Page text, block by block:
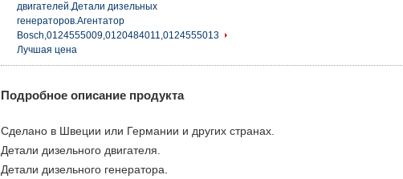
двигателей.Детали дизельных
генераторов.Агентатор
Bosch,0124555009,0120484011,0124555013
Лучшая цена
Подробное описание продукта
Сделано в Швеции или Германии и других странах.
Детали дизельного двигателя.
Детали дизельного генератора